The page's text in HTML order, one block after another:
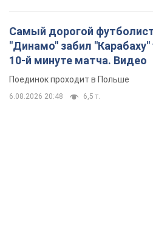
Самый дорогой
"Динамо" забил
10-й минуте матча. Видео
Поединок проходит в Польше
6.08.2026 20:48 6,5 т.